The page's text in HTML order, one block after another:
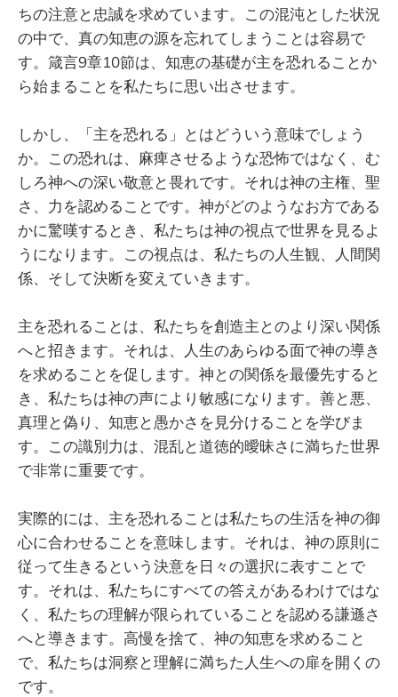
ちの注意と忠誠を求めています。この混沌とした状況
の中で、真の知恵の源を忘れてしまうことは容易で
す。箴言9章10節は、知恵の基礎が主を恐れることか
ら始まることを私たちに思い出させます。
しかし、「主を恐れる」とはどういう意味でしょう
か。この恐れは、麻痺させるような恐怖ではなく、む
しろ神への深い敬意と畏れです。それは神の主権、聖
さ、力を認めることです。神がどのようなお方である
かに驚嘆するとき、私たちは神の視点で世界を見るよ
うになります。この視点は、私たちの人生観、人間関
係、そして決断を変えていきます。
主を恐れることは、私たちを創造主とのより深い関係
へと招きます。それは、人生のあらゆる面で神の導き
を求めることを促します。神との関係を最優先すると
き、私たちは神の声により敏感になります。善と悪、
真理と偽り、知恵と愚かさを見分けることを学びま
す。この識別力は、混乱と道徳的曖昧さに満ちた世界
で非常に重要です。
実際的には、主を恐れることは私たちの生活を神の御
心に合わせることを意味します。それは、神の原則に
従って生きるという決意を日々の選択に表すことで
す。それは、私たちにすべての答えがあるわけではな
く、私たちの理解が限られていることを認める謙遜さ
へと導きます。高慢を捨て、神の知恵を求めること
で、私たちは洞察と理解に満ちた人生への扉を開くの
です。